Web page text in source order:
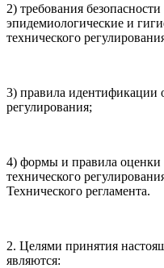
2) требования
эпидемиологические и
технического
3) правила идентификации
регулирования;
4) формы и правила оценки
технического
Технического регламента.
2. Целями принятия
являются: